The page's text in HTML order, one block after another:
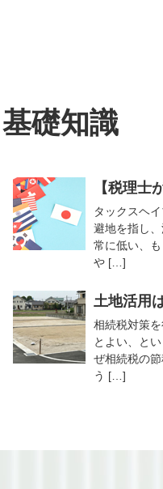
礎知識
【税理士
タックスヘ
避地を指し
常に低い、
や […]
土地活用
相続税対策
とよい、と
ぜ相続税の
う […]